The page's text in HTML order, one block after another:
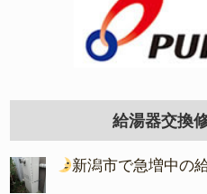
給湯器交換
新潟市で急増中の